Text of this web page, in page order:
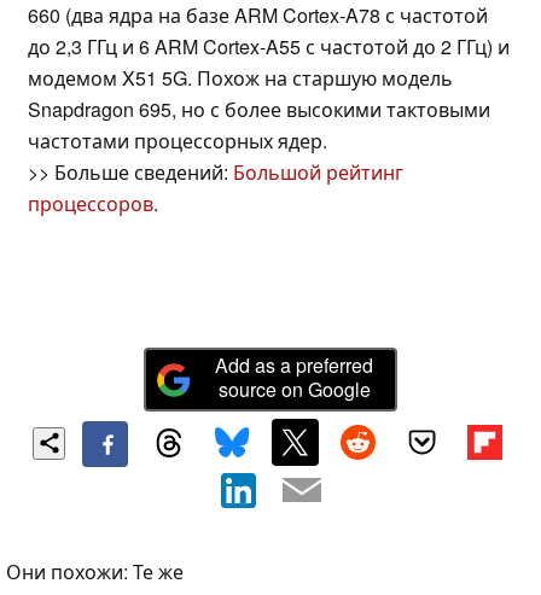
660 (два ядра на базе ARM Cortex-A78 с частотой
до 2,3 ГГц и 6 ARM Cortex-A55 с частотой до 2 ГГц) и
модемом X51 5G. Похож на старшую модель
Snapdragon 695, но с более высокими тактовыми
частотами процессорных ядер.
>> Больше сведений: Большой рейтинг
процессоров.
Add as a preferred
source on Google
Они похожи: Те же